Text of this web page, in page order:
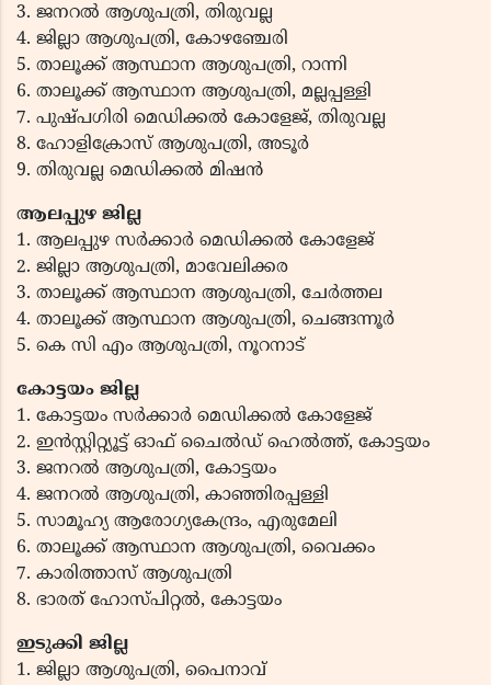
3. ജനറൽ ആശുപത്രി, തിരുവല്ല
4. ജില്ലാ ആശുപത്രി, കോഴഞ്ചേരി
5. താലൂക്ക് ആസ്ഥാന ആശുപത്രി, റാന്നി
6. താലൂക്ക് ആസ്ഥാന ആശുപത്രി, മല്ലപ്പള്ളി
7. പുഷ്പഗിരി മെഡിക്കൽ കോളേജ്, തിരുവല്ല
8. ഹോളിക്രോസ് ആശുപത്രി, അടൂർ
9. തിരുവല്ല മെഡിക്കൽ മിഷൻ
ആലപ്പുഴ ജില്ല
1. ആലപ്പുഴ സർക്കാർ മെഡിക്കൽ കോളേജ്
2. ജില്ലാ ആശുപത്രി, മാവേലിക്കര
3. താലൂക്ക് ആസ്ഥാന ആശുപത്രി, ചേർത്തല
4. താലൂക്ക് ആസ്ഥാന ആശുപത്രി, ചെങ്ങന്നൂർ
5. കെ സി എം ആശുപത്രി, നൂറനാട്
കോട്ടയം ജില്ല
1. കോട്ടയം സർക്കാർ മെഡിക്കൽ കോളേജ്
2. ഇൻസ്റ്റിറ്റ്യൂട്ട് ഓഫ് ചൈൽഡ് ഹെൽത്ത്, കോട്ടയം
3. ജനറൽ ആശുപത്രി, കോട്ടയം
4. ജനറൽ ആശുപത്രി, കാഞ്ഞിരപ്പള്ളി
5. സാമൂഹ്യ ആരോഗ്യകേന്ദ്രം, എരുമേലി
6. താലൂക്ക് ആസ്ഥാന ആശുപത്രി, വൈക്കം
7. കാരിത്താസ് ആശുപത്രി
8. ഭാരത് ഹോസ്പിറ്റൽ, കോട്ടയം
ഇടുക്കി ജില്ല
1. ജില്ലാ ആശുപത്രി, പൈനാവ്